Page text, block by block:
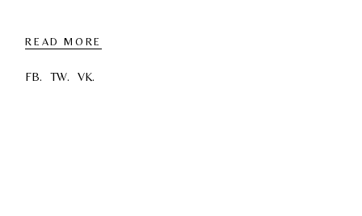
READ MORE
FB. TW. VK.